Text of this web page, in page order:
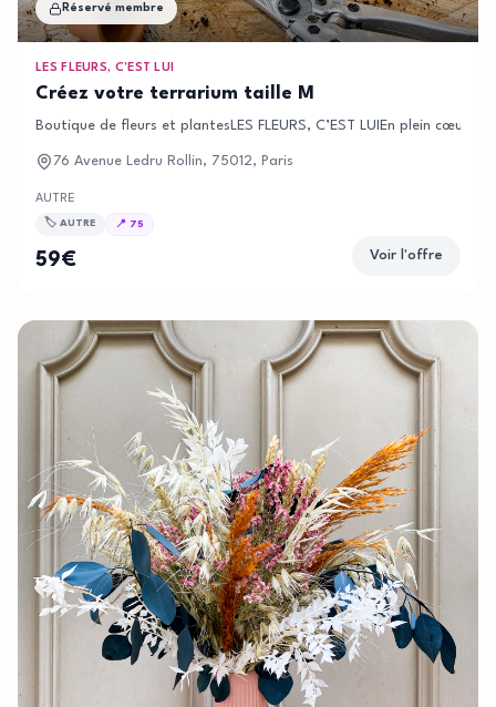
Réservé membre
LES FLEURS, C’EST LUI
Créez votre terrarium taille M
Boutique de fleurs et plantesLES FLEURS, C’EST LUIEn plein
76 Avenue Ledru Rollin, 75012, Paris
AUTRE
🏷️ AUTRE 📍 75
59€ Voir l'offre